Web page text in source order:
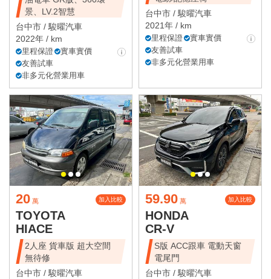
景、LV.2智慧
台中市 /駿曜汽車
2022年 / km
里程保證
實車實價
友善試車
非多元化營業用車
台中市 /駿曜汽車
2021年 / km
里程保證
實車實價
友善試車
非多元化營業用車
20 萬 加入比較
TOYOTA
HIACE
2人座 貨車版 超大空間
無待修
台中市 /駿曜汽車
59.90 萬 加入比較
HONDA
CR-V
S版 ACC跟車 電動天窗
電尾門
台中市 /駿曜汽車